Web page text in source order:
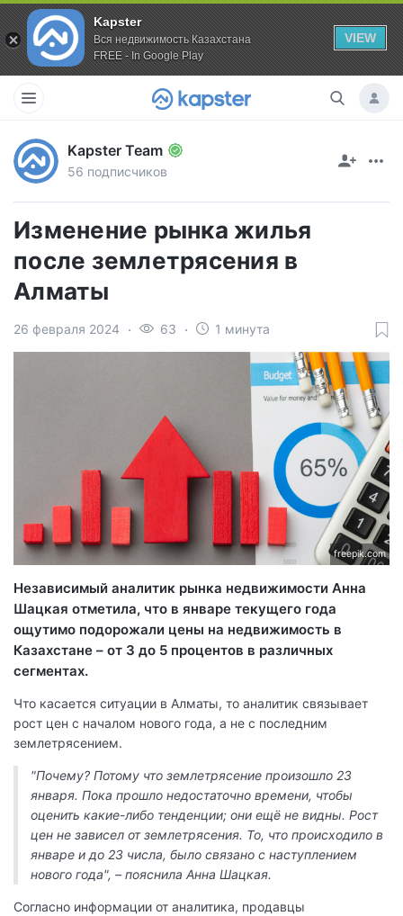
Kapster
Вся недвижимость Казахстана
FREE - In Google Play
VIEW
Kapster Team
56 подписчиков
Изменение рынка жилья
после землетрясения в
Алматы
26 февраля 2024 63 1 минута
freepik.com
Независимый аналитик рынка недвижимости Анна
Шацкая отметила, что в январе текущего года
ощутимо подорожали цены на недвижимость в
Казахстане – от 3 до 5 процентов в различных
сегментах.
Что касается ситуации в Алматы, то аналитик связывает
рост цен с началом нового года, а не с последним
землетрясением.
"Почему? Потому что землетрясение произошло 23
января. Пока прошло недостаточно времени, чтобы
оценить какие-либо тенденции; они ещё не видны. Рост
цен не зависел от землетрясения. То, что происходило в
январе и до 23 числа, было связано с наступлением
нового года", – пояснила Анна Шацкая.
Согласно информации от аналитика, продавцы